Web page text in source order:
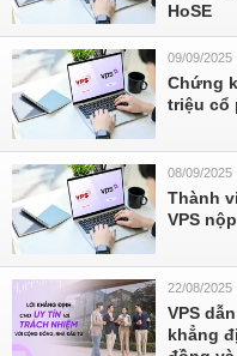
HoSE
09/09/2025
Chứng
triệu cổ
08/09/2025
Thành
VPS
22/08/2025
VPS
khẳng